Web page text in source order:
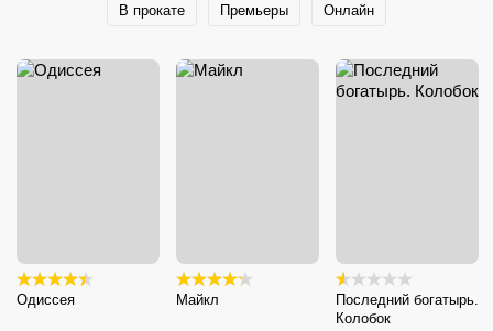
В прокате Премьеры Онлайн
Одиссея Майкл
Последний богатырь.
Колобок